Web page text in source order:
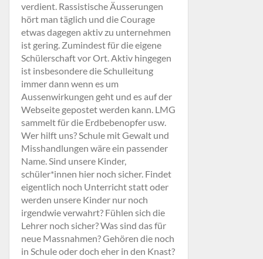
verdient. Rassistische Äusserungen
hört man täglich und die Courage
etwas dagegen aktiv zu unternehmen
ist gering. Zumindest für die eigene
Schülerschaft vor Ort. Aktiv hingegen
ist insbesondere die Schulleitung
immer dann wenn es um
Aussenwirkungen geht und es auf der
Webseite gepostet werden kann. LMG
sammelt für die Erdbebenopfer usw.
Wer hilft uns? Schule mit Gewalt und
Misshandlungen wäre ein passender
Name. Sind unsere Kinder,
schüler*innen hier noch sicher. Findet
eigentlich noch Unterricht statt oder
werden unsere Kinder nur noch
irgendwie verwahrt? Fühlen sich die
Lehrer noch sicher? Was sind das für
neue Massnahmen? Gehören die noch
in Schule oder doch eher in den Knast?